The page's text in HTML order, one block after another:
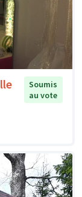
Soumis
au vote